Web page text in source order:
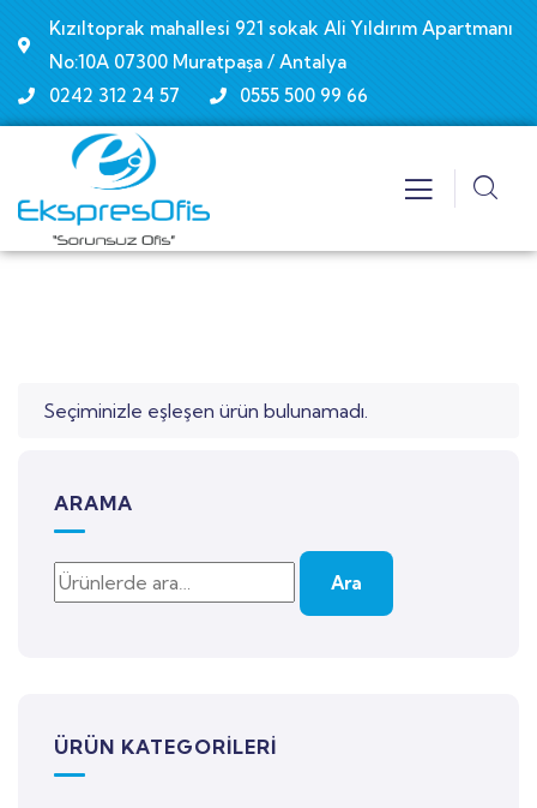
Kızıltoprak mahallesi 921 sokak Ali Yıldırım Apartmanı
No:10A 07300 Muratpaşa / Antalya
0242 312 24 57
0555 500 99 66
Seçiminizle eşleşen ürün bulunamadı.
ARAMA
Ara
ÜRÜN KATEGORILERI